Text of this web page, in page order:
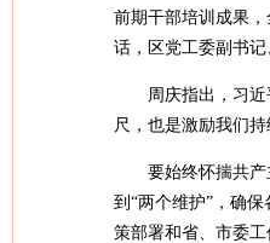
前期干部培训成果
话，区党工委副书
周庆指出，习
尺，也是激励我们持
要始终怀揣共
到“两个维护”，确
策部署和省、市委